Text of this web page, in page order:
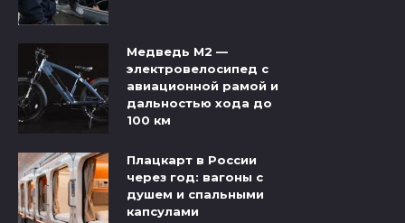
Медведь М2 —
электровелосипед с
авиационной рамой и
дальностью хода до
100 км
Плацкарт в России
через год: вагоны с
душем и спальными
капсулами